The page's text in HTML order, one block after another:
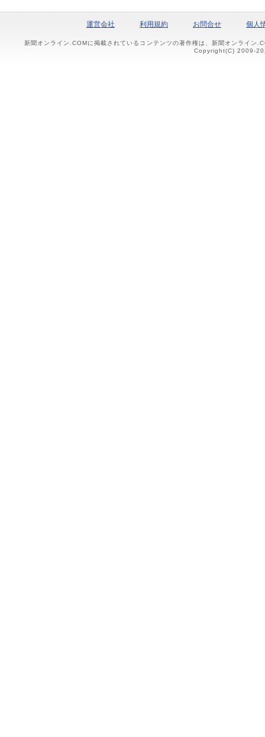
運営会社 利用規約 お問合せ 個人
新聞オンライン.COMに掲載されているコンテンツの著作権は、新聞オンライン
Copyright(C) 2009-